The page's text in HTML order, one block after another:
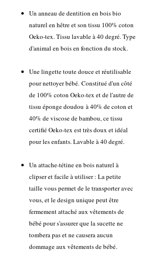
Un anneau de dentition en bois bio
naturel en hêtre et son tissu 100% coton
Oeko-tex. Tissu lavable à 40 degré. Type
d'animal en bois en fonction du stock.
Une lingette toute douce et réutilisable
pour nettoyer bébé. Constitué d'un côté
de 100% coton Oeko-tex et de l'autre de
tissu éponge doudou à 40% de coton et
40% de viscose de bambou, ce tissu
certifié Oeko-tex est très doux et idéal
pour les enfants. Lavable à 40 degré.
Un attache-tétine en bois naturel à
clipser et facile à utiliser : La petite
taille vous permet de le transporter avec
vous, et le design unique peut être
fermement attaché aux vêtements de
bébé pour s'assurer que la sucette ne
tombera pas et ne causera aucun
dommage aux vêtements de bébé.